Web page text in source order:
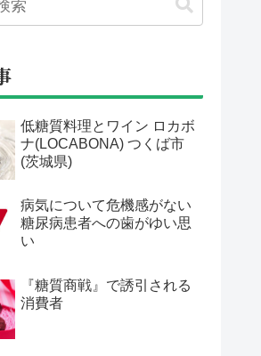
低糖質料理とワイン ロカボ
ナ(LOCABONA) つくば市
(茨城県)
病気について危機感がない
糖尿病患者への歯がゆい思
い
『糖質商戦』で誘引される
消費者